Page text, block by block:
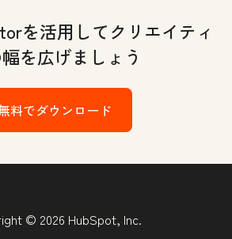
を活用してクリエイティ
を広げましょう
料でダウンロード
© 2026 HubSpot, Inc.